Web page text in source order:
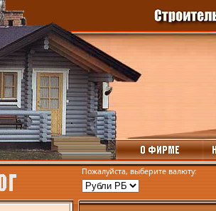
Пожалуйста, выберите валюту: